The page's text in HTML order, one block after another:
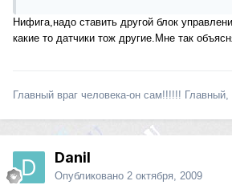
Нифига,надо ставить другой блок
какие то датчики тож другие.Мне так
Главный враг человека-он сам!!!!!!
Danil
Опубликовано 2 октября, 2009